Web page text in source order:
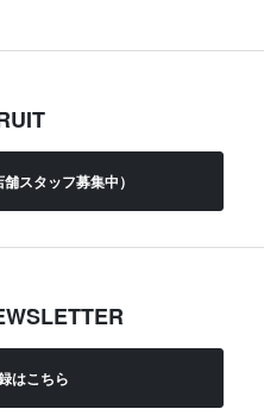
スタッフ募集中）
はこちら